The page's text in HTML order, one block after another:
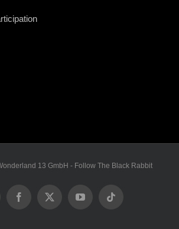
13 GmbH - Follow The Black Rabbit
Facebook
X YouTubeTiktok